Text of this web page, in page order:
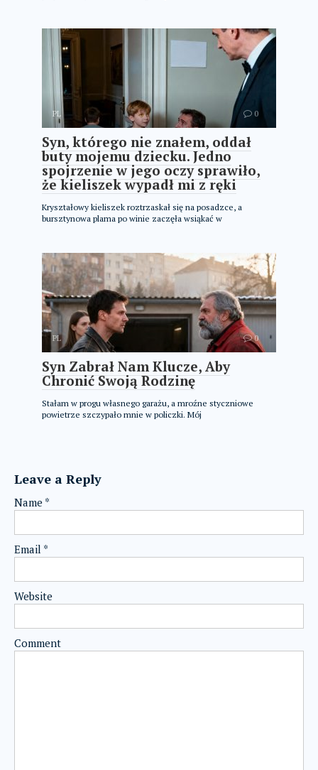
PL 0
Syn, którego nie znałem, oddał
buty mojemu dziecku. Jedno
spojrzenie w jego oczy sprawiło,
że kieliszek wypadł mi z ręki
Kryształowy kieliszek roztrzaskał się na posadzce, a
bursztynowa plama po winie zaczęła wsiąkać w
PL 0
Syn Zabrał Nam Klucze, Aby
Chronić Swoją Rodzinę
Stałam w progu własnego garażu, a mroźne styczniowe
powietrze szczypało mnie w policzki. Mój
Leave a Reply
Name *
Email *
Website
Comment